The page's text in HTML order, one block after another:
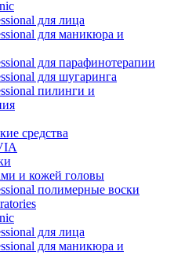
для лица
для маникюра и
для парафинотерапии
для шугаринга
пилинги и
средства
и кожей головы
полимерные воски
для лица
для маникюра и